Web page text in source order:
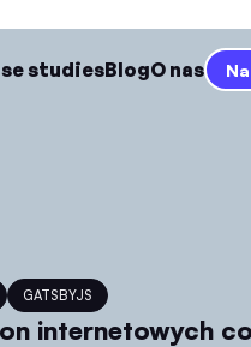
studiesBlogO nas
GATSBYJS
internetowych